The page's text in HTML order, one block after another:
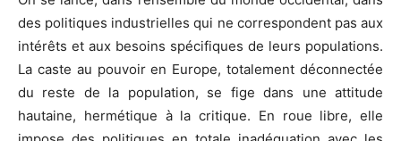
des politiques industrielles qui ne correspondent pas aux
intérêts et aux besoins spécifiques de leurs populations.
La caste au pouvoir en Europe, totalement déconnectée
du reste de la population, se fige dans une attitude
hautaine, hermétique à la critique. En roue libre, elle